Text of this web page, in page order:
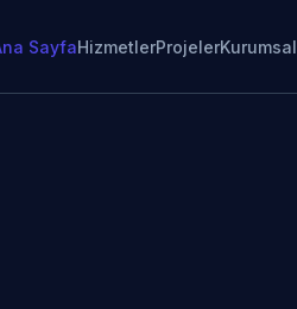
SayfaHizmetlerProjelerKurumsal